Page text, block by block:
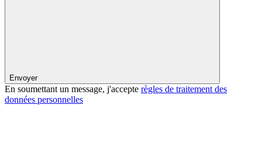
Envoyer
En soumettant un message, j'accepte règles de traitement des
données personnelles